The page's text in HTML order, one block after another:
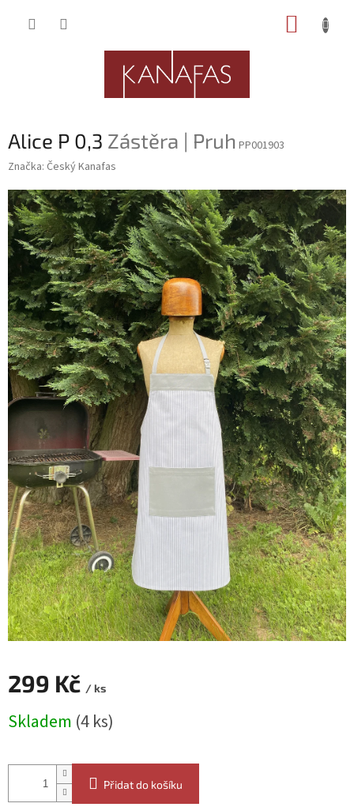
Alice P 0,3 Zástěra | Pruh PP001903
Značka: Český Kanafas
299 Kč / ks
cena:
Skladem (4 ks)
Přidat do košíku